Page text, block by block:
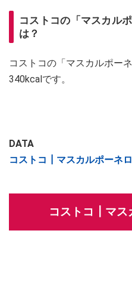
コストコの「マスカル
は？
コストコの「マスカルポー
340kcalです。
DATA
コストコ┃マスカルポーネ
コストコ┃マス